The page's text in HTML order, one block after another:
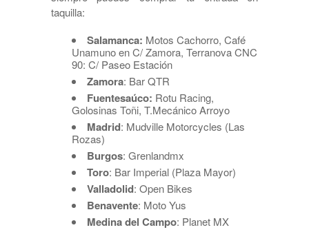
taquilla:
Salamanca: Motos Cachorro, Café
Unamuno en C/ Zamora, Terranova CNC
90: C/ Paseo Estación
Zamora: Bar QTR
Fuentesaúco: Rotu Racing,
Golosinas Toñi, T.Mecánico Arroyo
Madrid: Mudville Motorcycles (Las
Rozas)
Burgos: Grenlandmx
Toro: Bar Imperial (Plaza Mayor)
Valladolid: Open Bikes
Benavente: Moto Yus
Medina del Campo: Planet MX